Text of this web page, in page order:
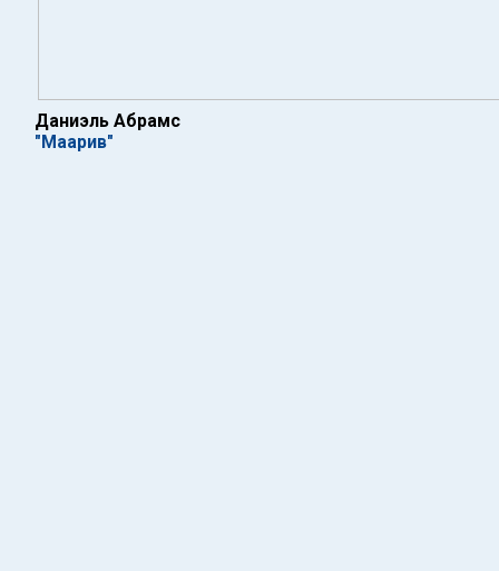
Даниэль Абрамс
"Маарив"